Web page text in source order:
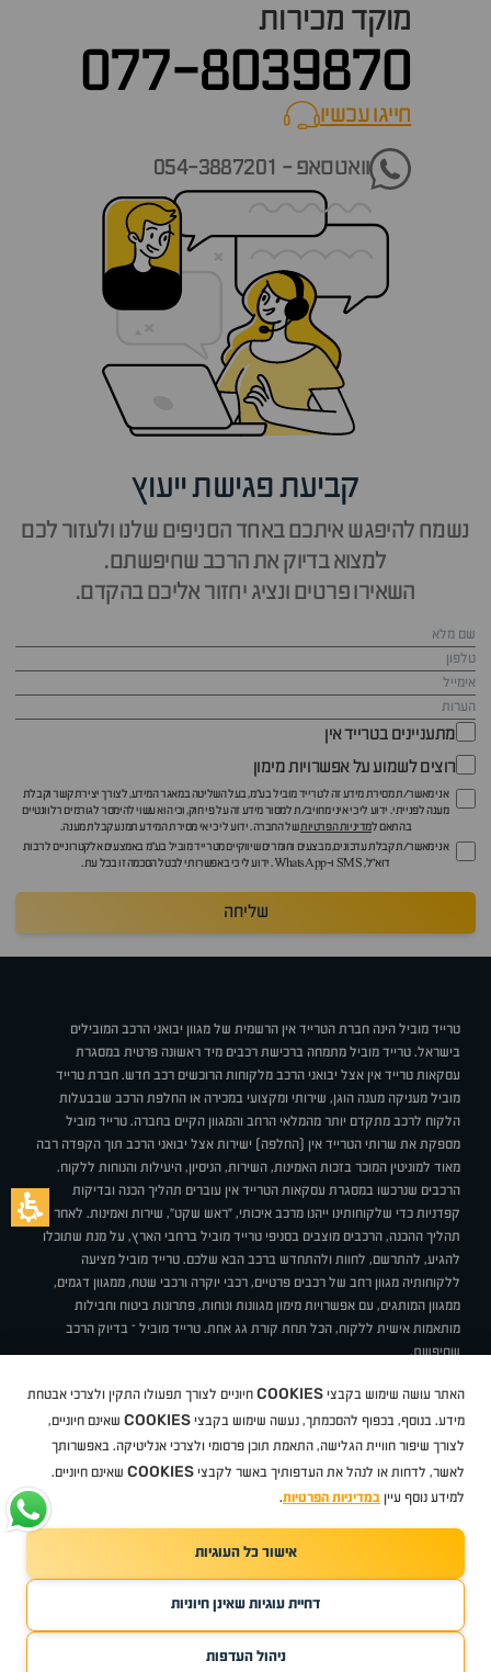
מוקד מכירות
077-8039870
חייגו עכשיוcall now
וואטסאפ - 054-3887201
קביעת פגישת ייעוץ
נשמח להיפגש איתכם באחד הסניפים שלנו ולעזור לכם
למצוא בדיוק את הרכב שחיפשתם.
השאירו פרטים ונציג יחזור אליכם בהקדם.
מתעניינים בטרייד אין
רוצים לשמוע על אפשרויות מימון
אני מאשר/ת מסירת מידע זה לטרייד מוביל בע"מ, בעל השליטה במאגר המידע, לצורך יצירת קשר וקבלת
מענה לפנייתי. ידוע לי כי איני מחויב/ת למסור מידע זה על פי חוק, וכי הוא עשוי להימסר לגורמים רלוונטיים
בהתאם למדיניות הפרטיותשל החברה. ידוע לי כי אי מסירת המידע תמנע קבלת מענה.
אני מאשר/ת קבלת עדכונים, מבצעים וחומרים שיווקיים מטרייד מוביל בע"מ באמצעים אלקטרוניים לרבות
דוא״ל, SMS ו-WhatsApp. ידוע לי כי באפשרותי לבטל הסכמה זו בכל עת.
שליחה
טרייד מוביל הינה חברת הטרייד אין הרשמית של מגוון יבואני הרכב המובילים
בישראל. טרייד מוביל מתמחה ברכישת רכבים מיד ראשונה פרטית במסגרת
עסקאות טרייד אין אצל יבואני הרכב מלקוחות הרוכשים רכב חדש. חברת טרייד
מוביל מעניקה מענה הוגן, שירותי ומקצועי במכירה או החלפת הרכב שבבעלות
הלקוח לרכב מתקדם יותר מהמלאי הרחב והמגוון הקיים בחברה. טרייד מוביל
מספקת את שרותי הטרייד אין (החלפה) ישירות אצל יבואני הרכב תוך הקפדה רבה
מאוד למוניטין המוכר בזכות האמינות, השירות, הניסיון, היעילות והנוחות ללקוח.
הרכבים שנרכשו במסגרת עסקאות הטרייד אין עוברים תהליך הכנה ובדיקות
קפדניות כדי שלקוחותינו ייהנו מרכב איכותי, "ראש שקט", שירות ואמינות. לאחר
תהליך ההכנה, הרכבים מוצבים בסניפי טרייד מוביל ברחבי הארץ, על מנת שתוכלו
להגיע, להתרשם, לחוות ולהתחדש ברכב הבא שלכם. טרייד מוביל מציעה
ללקוחותיה מגוון רחב של רכבים פרטיים, רכבי יוקרה ורכבי שטח, ממגוון דגמים,
ממגוון המותגים, עם אפשרויות מימון מגוונות ונוחות, פתרונות ביטוח וחבילות
מותאמות אישית ללקוח, הכל תחת קורת גג אחת. טרייד מוביל – בדיוק הרכב
שחיפשת.
תקנוןBUY BACKמבצעיםמגזין טרייד מובילאיך זה עובד? דרושים
ניהול העדפות עוגיות
סיטרואן אופלפיג'וMG
Geelyמזדהבי ווי דיצ'רי טסלהניסאןטויוטהדאצ'יהפולקסווגןטסלה
ב מ וולקסוסאאודיסקודהיונדאירנושברולט אקספנג
TradeMobile instagram
TradeMobile facebook
כל הזכויות שמורות טרייד מוביל2026
האתר עושה שימוש בקבצי COOKIES חיוניים לצורך תפעולו התקין ולצרכי אבטחת
מידע. בנוסף, בכפוף להסכמתך, נעשה שימוש בקבצי COOKIES שאינם חיוניים,
לצורך שיפור חוויית הגלישה, התאמת תוכן פרסומי ולצרכי אנליטיקה. באפשרותך
לאשר, לדחות או לנהל את העדפותיך באשר לקבצי COOKIES שאינם חיוניים.
למידע נוסף עיין במדיניות הפרטיות.
אישור כל העוגיות
דחיית עוגיות שאינן חיוניות
ניהול העדפות